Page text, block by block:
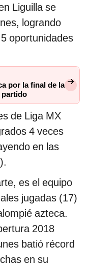
Liguilla se
logrando
oportunidades
por la final de la
partido
de Liga MX
4 veces
en las
es el equipo
jugadas (17)
azteca.
2018
batió récord
en su